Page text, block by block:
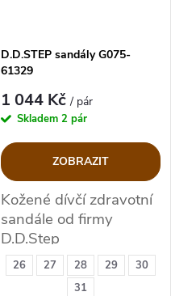
26 27 28 29
30
31
D.D.STEP sandály G075-
61329
1 044 Kč/ pár
Skladem 2 pár
ZOBRAZIT
Kožené dívčí zdravotní
sandále od firmy
D.D.Step